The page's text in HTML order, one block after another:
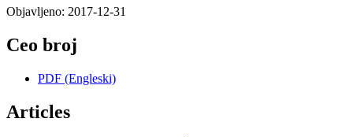
Objavljeno: 2017-12-31
Ceo broj
PDF (Engleski)
Articles